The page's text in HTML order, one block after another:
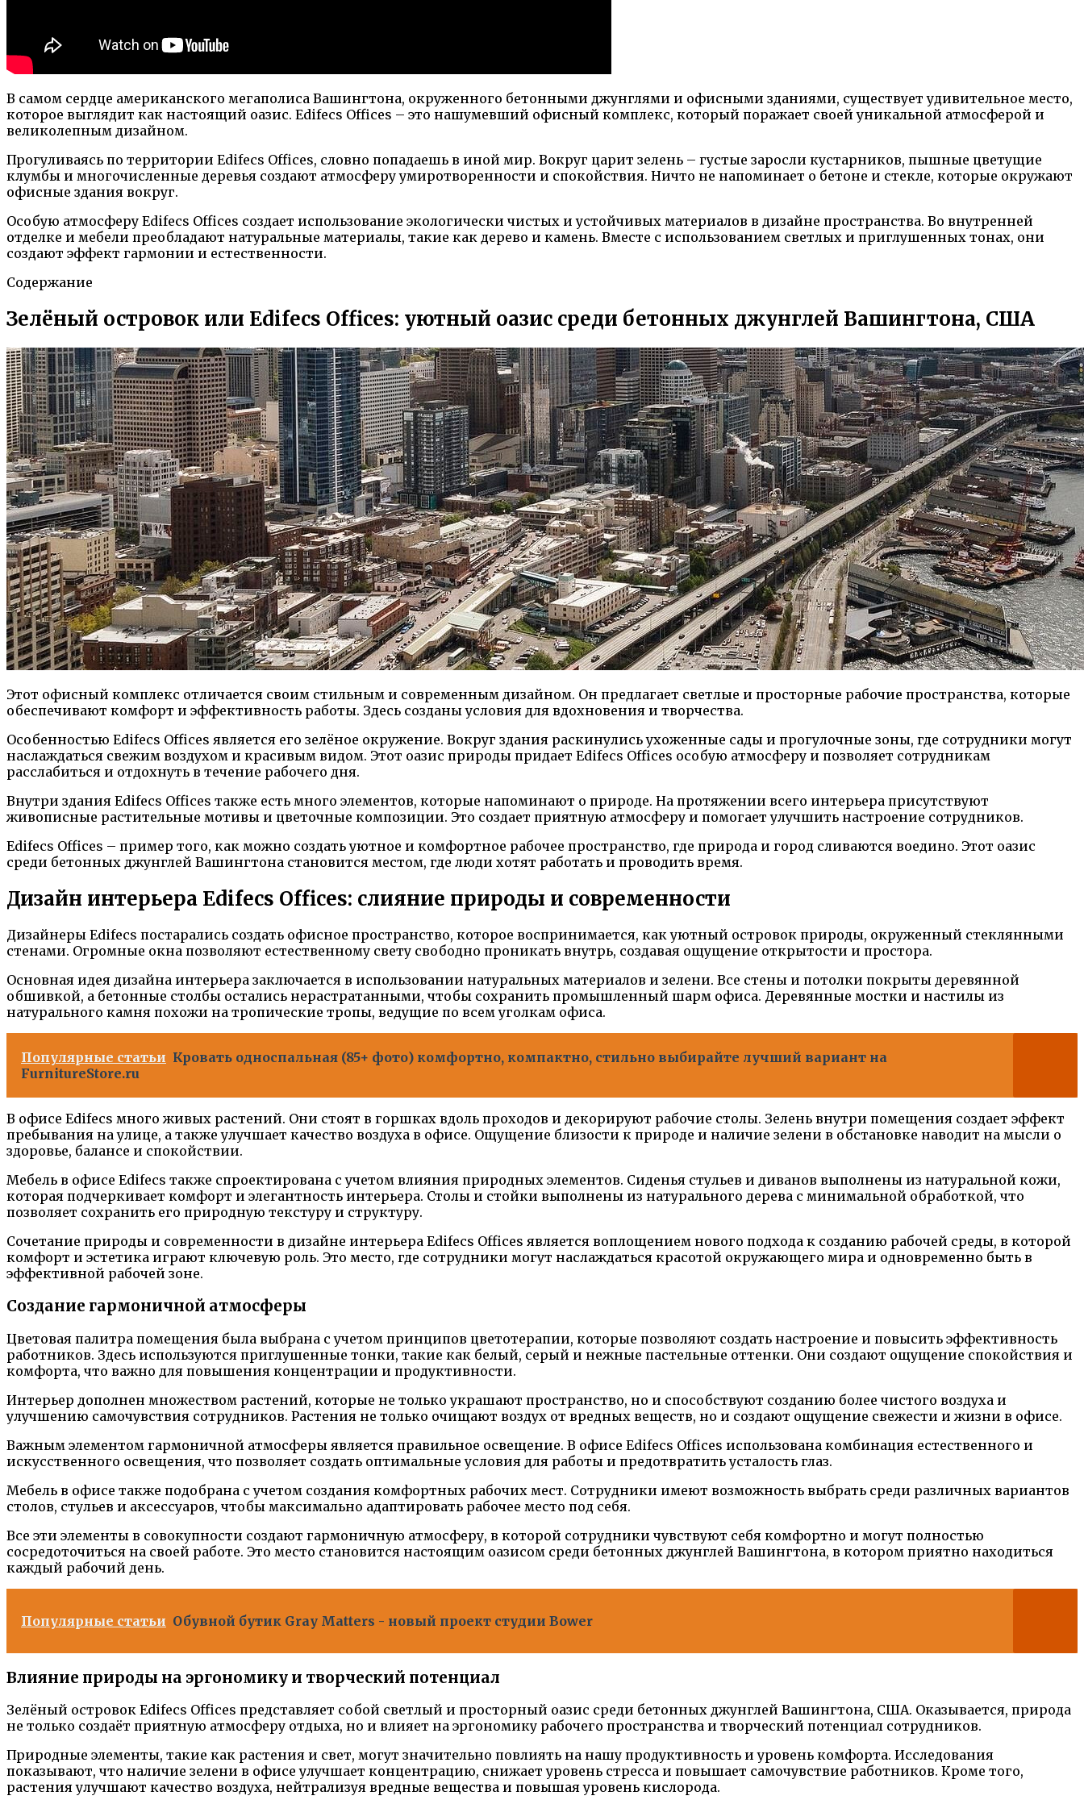
В самом сердце американского мегаполиса Вашингтона, окруженного бетонными джунглями и офисными зданиями, существует удивительное место,
которое выглядит как настоящий оазис. Edifecs Offices – это нашумевший офисный комплекс, который поражает своей уникальной атмосферой и
великолепным дизайном.
Прогуливаясь по территории Edifecs Offices, словно попадаешь в иной мир. Вокруг царит зелень – густые заросли кустарников, пышные цветущие
клумбы и многочисленные деревья создают атмосферу умиротворенности и спокойствия. Ничто не напоминает о бетоне и стекле, которые окружают
офисные здания вокруг.
Особую атмосферу Edifecs Offices создает использование экологически чистых и устойчивых материалов в дизайне пространства. Во внутренней
отделке и мебели преобладают натуральные материалы, такие как дерево и камень. Вместе с использованием светлых и приглушенных тонах, они
создают эффект гармонии и естественности.
Содержание
Зелёный островок или Edifecs Offices: уютный оазис среди бетонных джунглей Вашингтона, США
Этот офисный комплекс отличается своим стильным и современным дизайном. Он предлагает светлые и просторные рабочие пространства, которые
обеспечивают комфорт и эффективность работы. Здесь созданы условия для вдохновения и творчества.
Особенностью Edifecs Offices является его зелёное окружение. Вокруг здания раскинулись ухоженные сады и прогулочные зоны, где сотрудники могут
наслаждаться свежим воздухом и красивым видом. Этот оазис природы придает Edifecs Offices особую атмосферу и позволяет сотрудникам
расслабиться и отдохнуть в течение рабочего дня.
Внутри здания Edifecs Offices также есть много элементов, которые напоминают о природе. На протяжении всего интерьера присутствуют
живописные растительные мотивы и цветочные композиции. Это создает приятную атмосферу и помогает улучшить настроение сотрудников.
Edifecs Offices – пример того, как можно создать уютное и комфортное рабочее пространство, где природа и город сливаются воедино. Этот оазис
среди бетонных джунглей Вашингтона становится местом, где люди хотят работать и проводить время.
Дизайн интерьера Edifecs Offices: слияние природы и современности
Дизайнеры Edifecs постарались создать офисное пространство, которое воспринимается, как уютный островок природы, окруженный стеклянными
стенами. Огромные окна позволяют естественному свету свободно проникать внутрь, создавая ощущение открытости и простора.
Основная идея дизайна интерьера заключается в использовании натуральных материалов и зелени. Все стены и потолки покрыты деревянной
обшивкой, а бетонные столбы остались нерастратанными, чтобы сохранить промышленный шарм офиса. Деревянные мостки и настилы из
натурального камня похожи на тропические тропы, ведущие по всем уголкам офиса.
Популярные статьи Кровать односпальная (85+ фото) комфортно, компактно, стильно выбирайте лучший вариант на
FurnitureStore.ru
В офисе Edifecs много живых растений. Они стоят в горшках вдоль проходов и декорируют рабочие столы. Зелень внутри помещения создает эффект
пребывания на улице, а также улучшает качество воздуха в офисе. Ощущение близости к природе и наличие зелени в обстановке наводит на мысли о
здоровье, балансе и спокойствии.
Мебель в офисе Edifecs также спроектирована с учетом влияния природных элементов. Сиденья стульев и диванов выполнены из натуральной кожи,
которая подчеркивает комфорт и элегантность интерьера. Столы и стойки выполнены из натурального дерева с минимальной обработкой, что
позволяет сохранить его природную текстуру и структуру.
Сочетание природы и современности в дизайне интерьера Edifecs Offices является воплощением нового подхода к созданию рабочей среды, в которой
комфорт и эстетика играют ключевую роль. Это место, где сотрудники могут наслаждаться красотой окружающего мира и одновременно быть в
эффективной рабочей зоне.
Создание гармоничной атмосферы
Цветовая палитра помещения была выбрана с учетом принципов цветотерапии, которые позволяют создать настроение и повысить эффективность
работников. Здесь используются приглушенные тонки, такие как белый, серый и нежные пастельные оттенки. Они создают ощущение спокойствия и
комфорта, что важно для повышения концентрации и продуктивности.
Интерьер дополнен множеством растений, которые не только украшают пространство, но и способствуют созданию более чистого воздуха и
улучшению самочувствия сотрудников. Растения не только очищают воздух от вредных веществ, но и создают ощущение свежести и жизни в офисе.
Важным элементом гармоничной атмосферы является правильное освещение. В офисе Edifecs Offices использована комбинация естественного и
искусственного освещения, что позволяет создать оптимальные условия для работы и предотвратить усталость глаз.
Мебель в офисе также подобрана с учетом создания комфортных рабочих мест. Сотрудники имеют возможность выбрать среди различных вариантов
столов, стульев и аксессуаров, чтобы максимально адаптировать рабочее место под себя.
Все эти элементы в совокупности создают гармоничную атмосферу, в которой сотрудники чувствуют себя комфортно и могут полностью
сосредоточиться на своей работе. Это место становится настоящим оазисом среди бетонных джунглей Вашингтона, в котором приятно находиться
каждый рабочий день.
Популярные статьи Обувной бутик Gray Matters - новый проект студии Bower
Влияние природы на эргономику и творческий потенциал
Зелёный островок Edifecs Offices представляет собой светлый и просторный оазис среди бетонных джунглей Вашингтона, США. Оказывается, природа
не только создаёт приятную атмосферу отдыха, но и влияет на эргономику рабочего пространства и творческий потенциал сотрудников.
Природные элементы, такие как растения и свет, могут значительно повлиять на нашу продуктивность и уровень комфорта. Исследования
показывают, что наличие зелени в офисе улучшает концентрацию, снижает уровень стресса и повышает самочувствие работников. Кроме того,
растения улучшают качество воздуха, нейтрализуя вредные вещества и повышая уровень кислорода.